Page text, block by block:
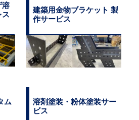
溶
ス
建築用金物ブラケット 製
作サービス
ム
溶剤塗装・粉体塗装サー
ビス